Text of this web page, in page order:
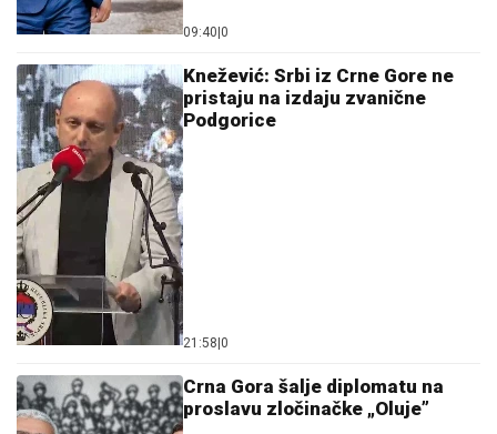
09:40|0
Knežević: Srbi iz Crne Gore ne
pristaju na izdaju zvanične
Podgorice
21:58|0
Crna Gora šalje diplomatu na
proslavu zločinačke „Oluje”